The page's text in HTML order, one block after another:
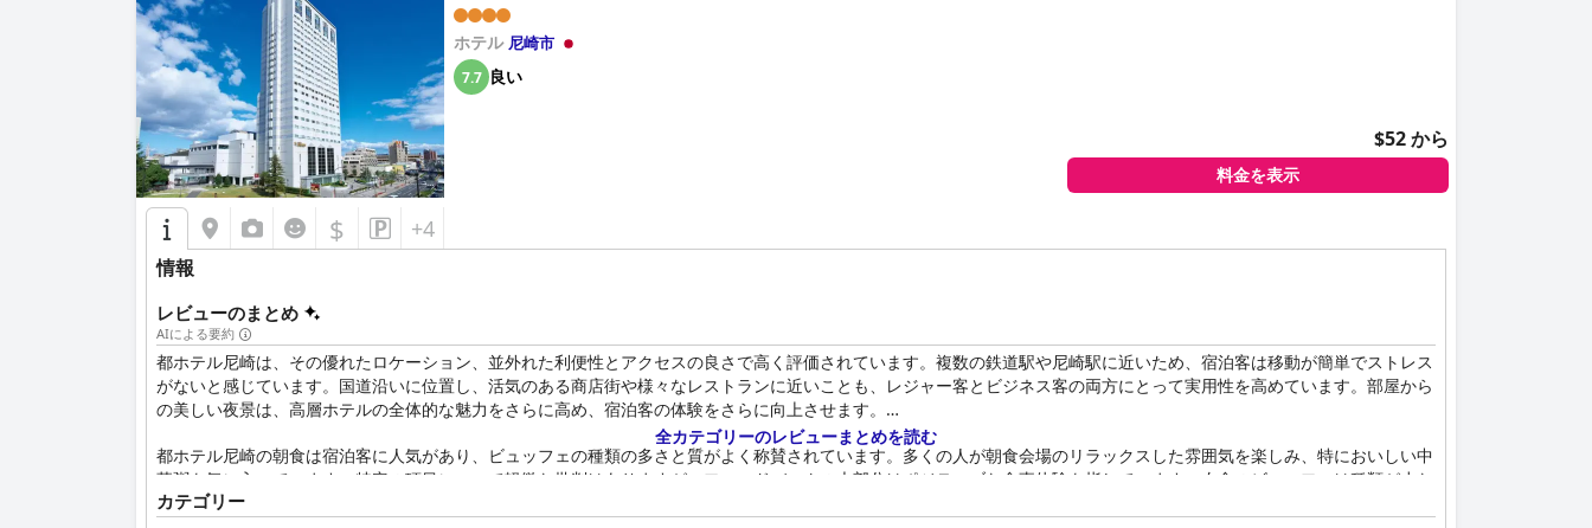
ホテル 尼崎市
7.7 良い
$52 から
料金を表示
$ +4
情報
レビューのまとめ
AIによる要約
都ホテル尼崎は、その優れたロケーション、並外れた利便性とアクセスの良さで高く評価されています。複数の鉄道駅や尼崎駅に近いため、宿泊客は移動が簡単でストレス
がないと感じています。国道沿いに位置し、活気のある商店街や様々なレストランに近いことも、レジャー客とビジネス客の両方にとって実用性を高めています。部屋から
の美しい夜景は、高層ホテルの全体的な魅力をさらに高め、宿泊客の体験をさらに向上させます。
都ホテル尼崎の朝食は宿泊客に人気があり、ビュッフェの種類の多さと質がよく称賛されています。多くの人が朝食会場のリラックスした雰囲気を楽しみ、特においしい中
華粥を気に入っています。特定の項目について軽微な批判はありますが、フィードバックの大部分はポジティブな食事体験を指しています。夕食のビュッフェは種類が少な
いと感じた人もいましたが、朝食の提供は広く称賛されました。
全カテゴリーのレビューまとめを読む
カテゴリー